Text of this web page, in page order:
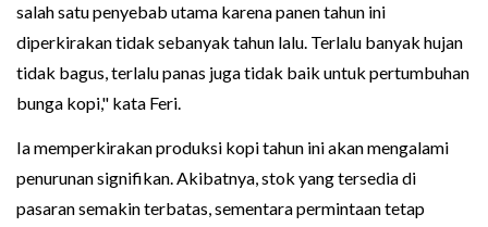
salah satu penyebab utama karena panen tahun ini
diperkirakan tidak sebanyak tahun lalu. Terlalu banyak hujan
tidak bagus, terlalu panas juga tidak baik untuk pertumbuhan
bunga kopi," kata Feri.
Ia memperkirakan produksi kopi tahun ini akan mengalami
penurunan signifikan. Akibatnya, stok yang tersedia di
pasaran semakin terbatas, sementara permintaan tetap